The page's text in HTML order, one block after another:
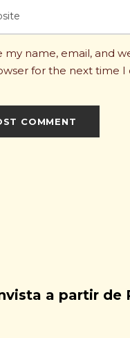
my name, email, and
for the next time I
a partir de